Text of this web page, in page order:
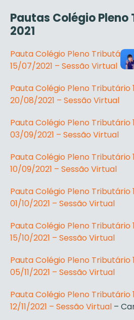
Pautas Colégio
2021
Pauta Colégio Pleno Tributário
15/07/2021 – Sessão Virtual
Pauta Colégio Pleno Tributário
20/08/2021 – Sessão Virtual
Pauta Colégio Pleno Tributário
03/09/2021 – Sessão Virtual
Pauta Colégio Pleno Tributário
10/09/2021 – Sessão Virtual
Pauta Colégio Pleno Tributário
01/10/2021 – Sessão Virtual
Pauta Colégio Pleno Tributário
15/10/2021 – Sessão Virtual
Pauta Colégio Pleno Tributário
05/11/2021 – Sessão Virtual
Pauta Colégio Pleno Tributário
12/11/2021 – Sessão Virtual –